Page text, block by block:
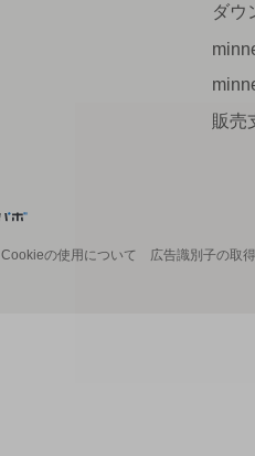
ダウ
販売
Cookieの使用について 広告識別子の取